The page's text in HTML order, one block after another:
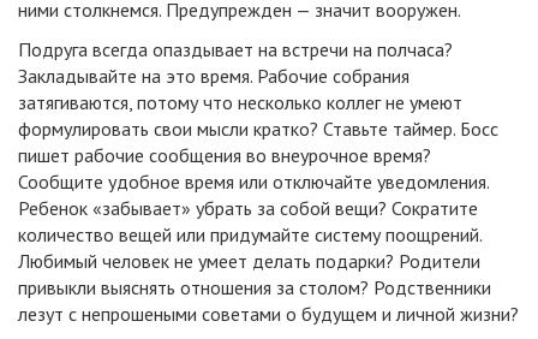
ними столкнемся. Предупрежден — значит вооружен.
Подруга всегда опаздывает на встречи на полчаса?
Закладывайте на это время. Рабочие собрания
затягиваются, потому что несколько коллег не умеют
формулировать свои мысли кратко? Ставьте таймер. Босс
пишет рабочие сообщения во внеурочное время?
Сообщите удобное время или отключайте уведомления.
Ребенок «забывает» убрать за собой вещи? Сократите
количество вещей или придумайте систему поощрений.
Любимый человек не умеет делать подарки? Родители
привыкли выяснять отношения за столом? Родственники
лезут с непрошеными советами о будущем и личной жизни?